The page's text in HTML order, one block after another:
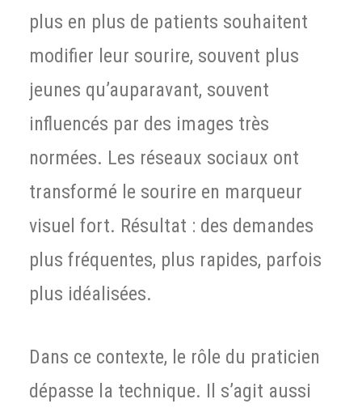
plus en plus de patients souhaitent
modifier leur sourire, souvent plus
jeunes qu’auparavant, souvent
influencés par des images très
normées. Les réseaux sociaux ont
transformé le sourire en marqueur
visuel fort. Résultat : des demandes
plus fréquentes, plus rapides, parfois
plus idéalisées.
Dans ce contexte, le rôle du praticien
dépasse la technique. Il s’agit aussi